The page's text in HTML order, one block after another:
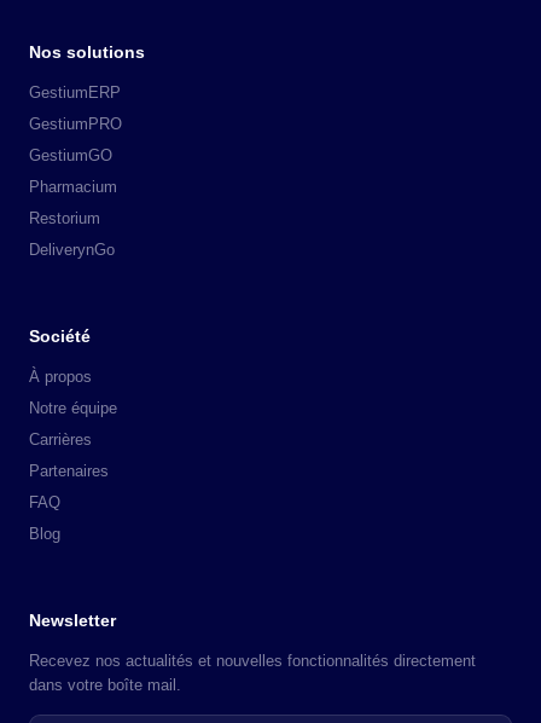
Nos solutions
GestiumERP
GestiumPRO
GestiumGO
Pharmacium
Restorium
DeliverynGo
Société
À propos
Notre équipe
Carrières
Partenaires
FAQ
Blog
Newsletter
Recevez nos actualités et nouvelles fonctionnalités directement
dans votre boîte mail.